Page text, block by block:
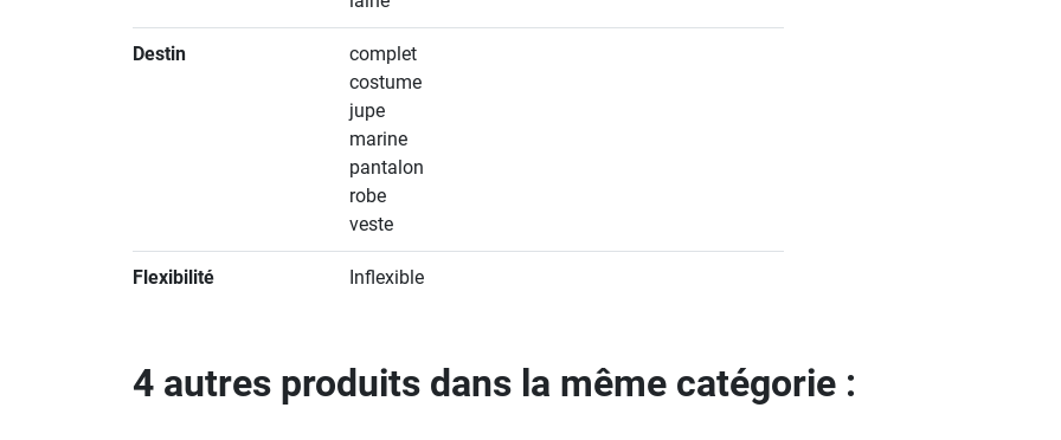
Destin
complet
costume
jupe
marine
pantalon
robe
veste
Flexibilité Inflexible
4 autres produits dans la même catégorie :